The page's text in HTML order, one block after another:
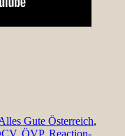
Gute Österreich,
, ÖVP, Reaction-